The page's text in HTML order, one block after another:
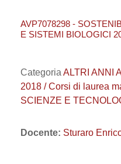
AVP7078298 -
E SISTEMI BIOLOGICI
Categoria ALTRI ANNI
2018 / Corsi di laurea
SCIENZE E
Docente: Sturaro